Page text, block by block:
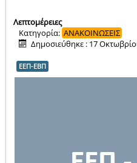
Λεπτομέρειες
Κατηγορία: ΑΝΑΚΟΙΝΩΣΕΙΣ
Δημοσιεύθηκε : 17
ΕΕΠ-ΕΒΠ